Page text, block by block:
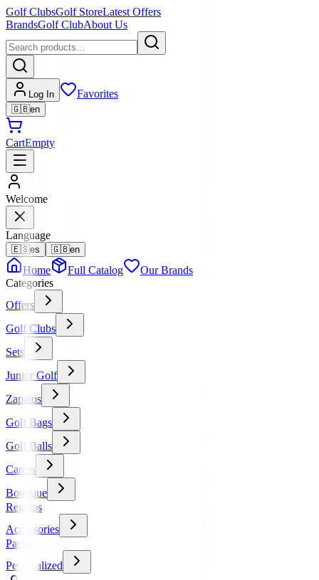
Golf ClubsGolf StoreLatest Offers
BrandsGolf ClubAbout Us
Log In Favorites
🇬🇧en
CartEmpty
Welcome
Language
🇪🇸es 🇬🇧en
Home Full Catalog
Our Brands
Categories
Offers
Golf Clubs
Sets
Junior Golf
Zapatos
Golf Bags
Golf Balls
Carros
Boutique
Regalos
Accessories
Packs
Personalized